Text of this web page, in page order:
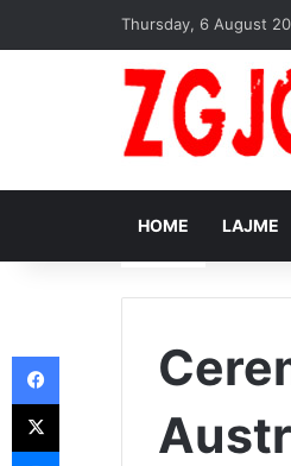
Thursday, 6 August
HOME LAJME